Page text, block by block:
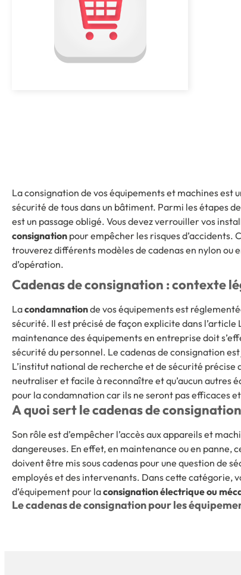
La consignation de vos équipements et machines est
sécurité de tous dans un bâtiment. Parmi les étapes
est un passage obligé. Vous devez verrouiller vos
consignation pour empêcher les risques d’accidents.
trouverez différents modèles de cadenas en nylon ou
d’opération.
Cadenas de consignation : contexte
Lacondamnationde vos équipements est
sécurité. Il est précisé de façon explicite dans l’article
maintenance des équipements en entreprise doit
sécurité du personnel. Le cadenas de consignation
L’institut national de recherche et de sécurité
neutraliser et facile à reconnaître et qu’aucun autres
pour la condamnation car ils ne seront pas efficaces
A quoi sert le cadenas de
Son rôle est d’empêcher l’accès aux appareils et
dangereuses. En effet, en maintenance ou en panne,
doivent être mis sous cadenas pour une question de
employés et des intervenants. Dans cette catégorie, vous trouverez donc ce type
d’équipement pour laconsignation électrique ou
Le cadenas de consignation pour les